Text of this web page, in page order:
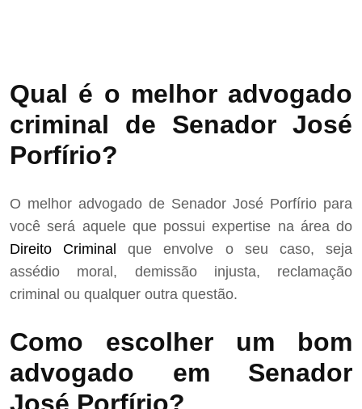
Qual é o melhor advogado
criminal de Senador José
Porfírio?
O melhor advogado de Senador José Porfírio para
você será aquele que possui expertise na área do
Direito Criminal que envolve o seu caso, seja
assédio moral, demissão injusta, reclamação
criminal ou qualquer outra questão.
Como escolher um bom
advogado em Senador